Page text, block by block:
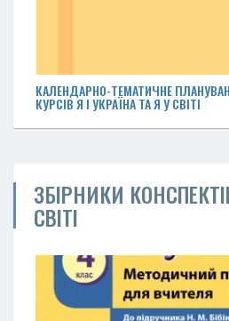
КАЛЕНДАРНО-ТЕМАТИЧНЕ
КУРСІВ Я І УКРАЇНА ТА Я У СВІТІ
ЗБІРНИКИ
СВІТІ